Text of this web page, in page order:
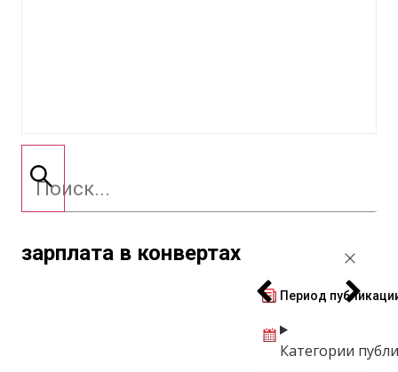
зарплата в конвертах
Период
Категории